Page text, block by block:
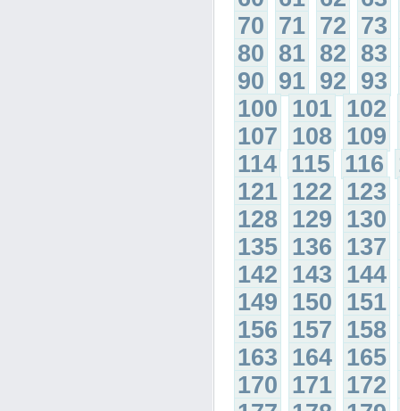
70 71 72 73
80 81 82 83
90 91 92 93
100 101 102
107 108 109
114 115 116
121 122 123
128 129 130
135 136 137
142 143 144
149 150 151
156 157 158
163 164 165
170 171 172